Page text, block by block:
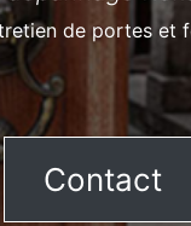
de portes et
Contact